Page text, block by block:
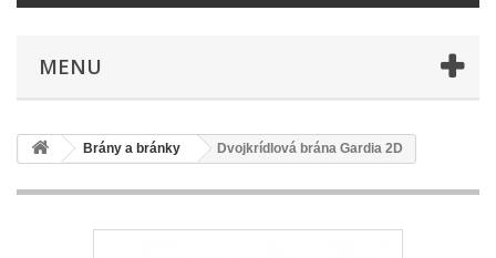
MENU
Brány a bránky Dvojkrídlová brána Gardia 2D